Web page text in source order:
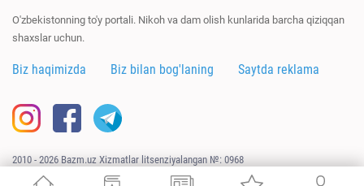
O'zbekistonning to'y portali. Nikoh va dam olish kunlarida barcha qiziqqan
shaxslar uchun.
Biz haqimizda Biz bilan bog'laning Saytda reklama
2010 - 2026 Bazm.uz Xizmatlar litsenziyalangan №: 0968